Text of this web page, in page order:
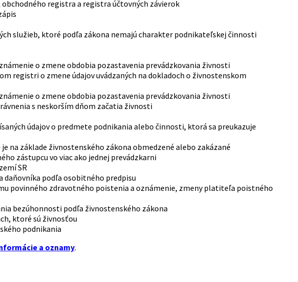
registra a registra účtovných závierok
služieb, ktoré podľa zákona nemajú charakter podnikateľskej činnosti
o zmene obdobia pozastavenia prevádzkovania živnosti
registri o zmene údajov uvádzaných na dokladoch o živnostenskom
o zmene obdobia pozastavenia prevádzkovania živnosti
s neskorším dňom začatia živnosti
údajov o predmete podnikania alebo činnosti, ktorá sa preukazuje
na základe živnostenského zákona obmedzené alebo zakázané
zástupcu vo viac ako jednej prevádzkarni
SR
podľa osobitného predpisu
povinného zdravotného poistenia a oznámenie, zmeny platiteľa poistného
bezúhonnosti podľa živnostenského zákona
ktoré sú živnosťou
podnikania
a oznamy.